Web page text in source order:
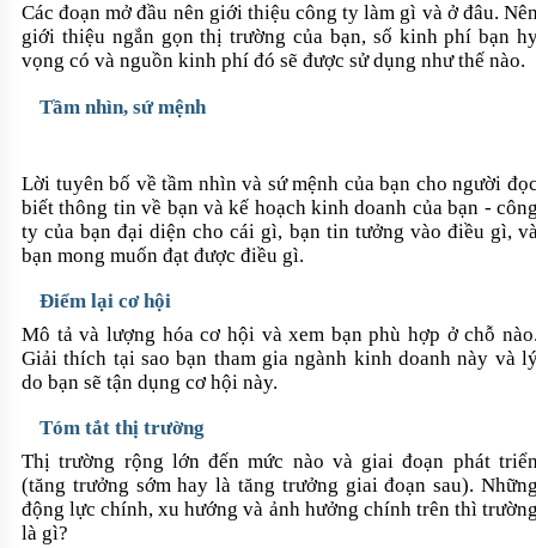
Các đoạn mở đầu nên giới thiệu công ty làm gì và ở đâu.
giới thiệu ngắn gọn thị trường của bạn, số kinh phí bạn
vọng có và nguồn kinh phí đó sẽ được sử dụng như thế nào.
Tầm nhìn, sứ mệnh
Lời tuyên bố về tầm nhìn và sứ mệnh của bạn cho người
biết thông tin về bạn và kế hoạch kinh doanh của bạn -
ty của bạn đại diện cho cái gì, bạn tin tưởng vào điều gì,
bạn mong muốn đạt được điều gì.
Điểm lại cơ hội
Mô tả và lượng hóa cơ hội và xem bạn phù hợp ở chỗ
Giải thích tại sao bạn tham gia ngành kinh doanh này và
do bạn sẽ tận dụng cơ hội này.
Tóm tắt thị trường
Thị trường rộng lớn đến mức nào và giai đoạn phát
(tăng trưởng sớm hay là tăng trưởng giai đoạn sau).
động lực chính, xu hướng và ảnh hưởng chính trên thì
là gì?